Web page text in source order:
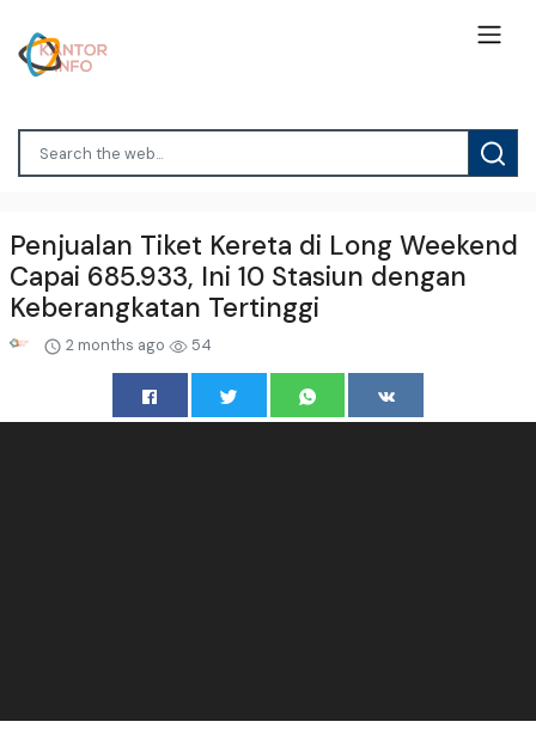
Penjualan Tiket Kereta di Long Weekend
Capai 685.933, Ini 10 Stasiun dengan
Keberangkatan Tertinggi
2 months ago 54